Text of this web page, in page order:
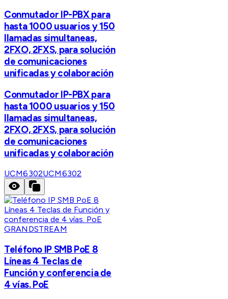
Conmutador IP-PBX para
hasta 1000 usuarios y 150
llamadas simultaneas,
2FXO, 2FXS, para solución
de comunicaciones
unificadas y colaboración
Conmutador IP-PBX para
hasta 1000 usuarios y 150
llamadas simultaneas,
2FXO, 2FXS, para solución
de comunicaciones
unificadas y colaboración
UCM6302UCM6302
GRANDSTREAM
Teléfono IP SMB PoE 8
Líneas 4 Teclas de
Función y conferencia de
4 vías. PoE